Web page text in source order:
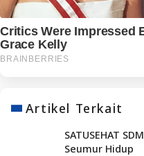
Artikel Terkait
SATUSEHAT
Seumur Hidup